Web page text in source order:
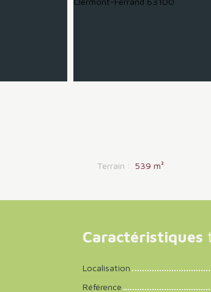
Terrain : 539 m²
Caractéristiques
Localisation
Référence